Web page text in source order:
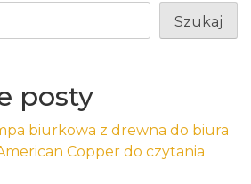
Szukaj
posty
biurkowa z drewna do biura
Copper do czytania